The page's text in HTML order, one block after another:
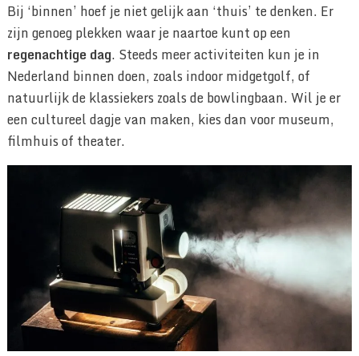
Bij ‘binnen’ hoef je niet gelijk aan ‘thuis’ te denken. Er
zijn genoeg plekken waar je naartoe kunt op een
regenachtige dag. Steeds meer activiteiten kun je in
Nederland binnen doen, zoals indoor midgetgolf, of
natuurlijk de klassiekers zoals de bowlingbaan. Wil je er
een cultureel dagje van maken, kies dan voor museum,
filmhuis of theater.